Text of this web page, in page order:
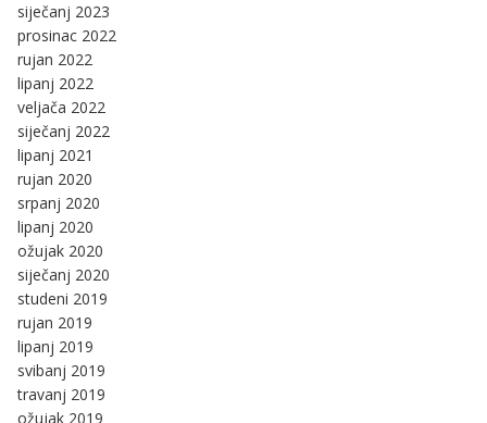
siječanj 2023
prosinac 2022
rujan 2022
lipanj 2022
veljača 2022
siječanj 2022
lipanj 2021
rujan 2020
srpanj 2020
lipanj 2020
ožujak 2020
siječanj 2020
studeni 2019
rujan 2019
lipanj 2019
svibanj 2019
travanj 2019
ožujak 2019